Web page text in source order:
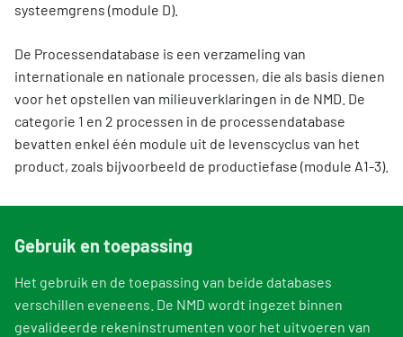
systeemgrens (module D).
De Processendatabase is een verzameling van
internationale en nationale processen, die als basis dienen
voor het opstellen van milieuverklaringen in de NMD. De
categorie 1 en 2 processen in de processendatabase
bevatten enkel één module uit de levenscyclus van het
product, zoals bijvoorbeeld de productiefase (module A1-3).
Gebruik en toepassing
Het gebruik en de toepassing van beide databases
verschillen eveneens. De NMD wordt ingezet binnen
gevalideerde rekeninstrumenten voor het uitvoeren van